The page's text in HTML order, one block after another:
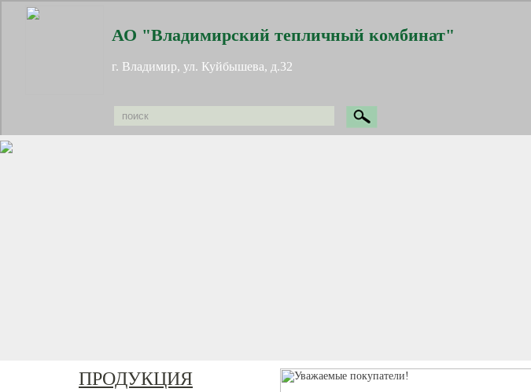
АО "Владимирский тепличный комбинат"
г. Владимир, ул. Куйбышева, д.32
ПРОДУКЦИЯ